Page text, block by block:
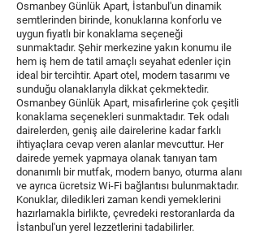
Osmanbey Günlük Apart, İstanbul'un dinamik
semtlerinden birinde, konuklarına konforlu ve
uygun fiyatlı bir konaklama seçeneği
sunmaktadır. Şehir merkezine yakın konumu ile
hem iş hem de tatil amaçlı seyahat edenler için
ideal bir tercihtir. Apart otel, modern tasarımı ve
sunduğu olanaklarıyla dikkat çekmektedir.
Osmanbey Günlük Apart, misafirlerine çok çeşitli
konaklama seçenekleri sunmaktadır. Tek odalı
dairelerden, geniş aile dairelerine kadar farklı
ihtiyaçlara cevap veren alanlar mevcuttur. Her
dairede yemek yapmaya olanak tanıyan tam
donanımlı bir mutfak, modern banyo, oturma alanı
ve ayrıca ücretsiz Wi-Fi bağlantısı bulunmaktadır.
Konuklar, diledikleri zaman kendi yemeklerini
hazırlamakla birlikte, çevredeki restoranlarda da
İstanbul'un yerel lezzetlerini tadabilirler.